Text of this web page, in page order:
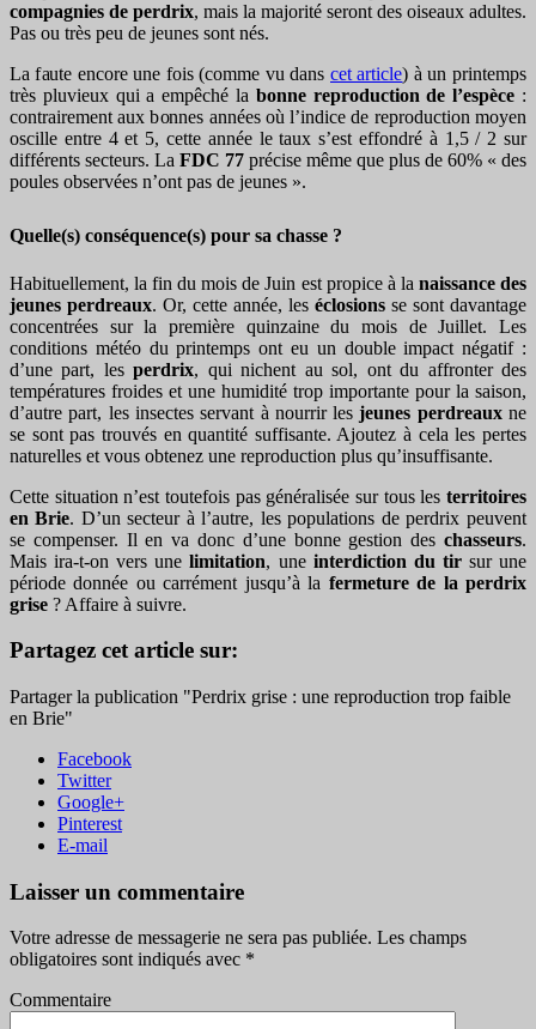
compagnies de perdrix, mais la majorité seront des oiseaux adultes.
Pas ou très peu de jeunes sont nés.
La faute encore une fois (comme vu dans cet article) à un printemps
très pluvieux qui a empêché la bonne reproduction de l’espèce :
contrairement aux bonnes années où l’indice de reproduction moyen
oscille entre 4 et 5, cette année le taux s’est effondré à 1,5 / 2 sur
différents secteurs. La FDC 77 précise même que plus de 60% « des
poules observées n’ont pas de jeunes ».
Quelle(s) conséquence(s) pour sa chasse ?
Habituellement, la fin du mois de Juin est propice à la naissance des
jeunes perdreaux. Or, cette année, les éclosions se sont davantage
concentrées sur la première quinzaine du mois de Juillet. Les
conditions météo du printemps ont eu un double impact négatif :
d’une part, lesperdrix, qui nichent au sol, ont du affronter des
températures froides et une humidité trop importante pour la saison,
d’autre part, les insectes servant à nourrir lesjeunes perdreauxne
se sont pas trouvés en quantité suffisante. Ajoutez à cela les pertes
naturelles et vous obtenez une reproduction plus qu’insuffisante.
Cette situation n’est toutefois pas généralisée sur tous les territoires
en Brie. D’un secteur à l’autre, les populations de perdrix peuvent
se compenser. Il en va donc d’une bonne gestion des chasseurs.
Mais ira-t-on vers unelimitation, une interdiction du tirsur une
période donnée ou carrément jusqu’à la fermeture de la perdrix
grise ? Affaire à suivre.
Partagez cet article sur:
Partager la publication "Perdrix grise : une reproduction trop faible
en Brie"
Facebook
Twitter
Google+
Pinterest
E-mail
Laisser un commentaire
Votre adresse de messagerie ne sera pas publiée. Les champs
obligatoires sont indiqués avec *
Commentaire